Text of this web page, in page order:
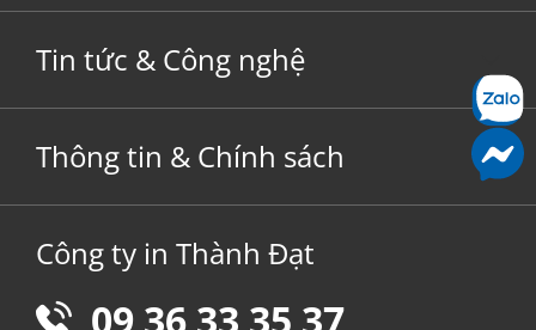
Tin tức & Công nghệ
Thông tin & Chính sách
Công ty in Thành Đạt
09 36 33 35 37